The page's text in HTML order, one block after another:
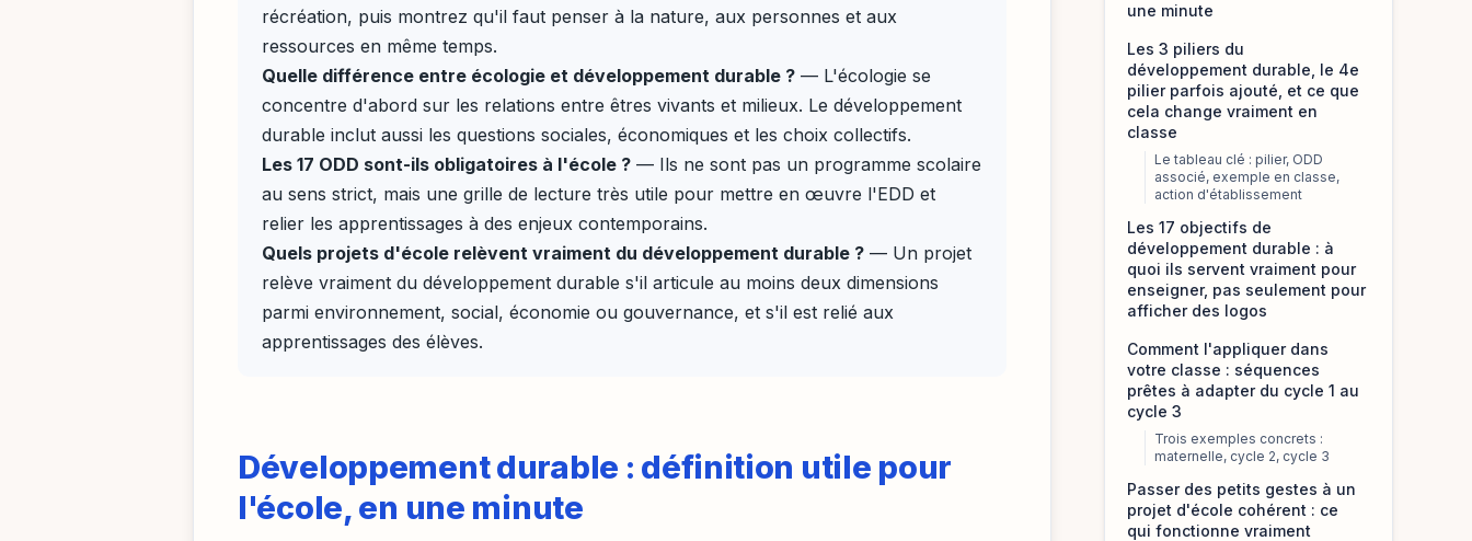
récréation, puis montrez qu'il faut penser à la nature, aux personnes et aux
ressources en même temps.
Quelle différence entre écologie et développement durable ? — L'écologie se
concentre d'abord sur les relations entre êtres vivants et milieux. Le développement
durable inclut aussi les questions sociales, économiques et les choix collectifs.
Les 17 ODD sont-ils obligatoires à l'école ? — Ils ne sont pas un programme scolaire
au sens strict, mais une grille de lecture très utile pour mettre en œuvre l'EDD et
relier les apprentissages à des enjeux contemporains.
Quels projets d'école relèvent vraiment du développement durable ? — Un projet
relève vraiment du développement durable s'il articule au moins deux dimensions
parmi environnement, social, économie ou gouvernance, et s'il est relié aux
apprentissages des élèves.
Développement durable : définition utile pour
l'école, en une minute
une minute
Les 3 piliers du
développement durable, le 4e
pilier parfois ajouté, et ce que
cela change vraiment en
classe
Le tableau clé : pilier, ODD
associé, exemple en classe,
action d'établissement
Les 17 objectifs de
développement durable : à
quoi ils servent vraiment pour
enseigner, pas seulement pour
afficher des logos
Comment l'appliquer dans
votre classe : séquences
prêtes à adapter du cycle 1 au
cycle 3
Trois exemples concrets :
maternelle, cycle 2, cycle 3
Passer des petits gestes à un
projet d'école cohérent : ce
qui fonctionne vraiment